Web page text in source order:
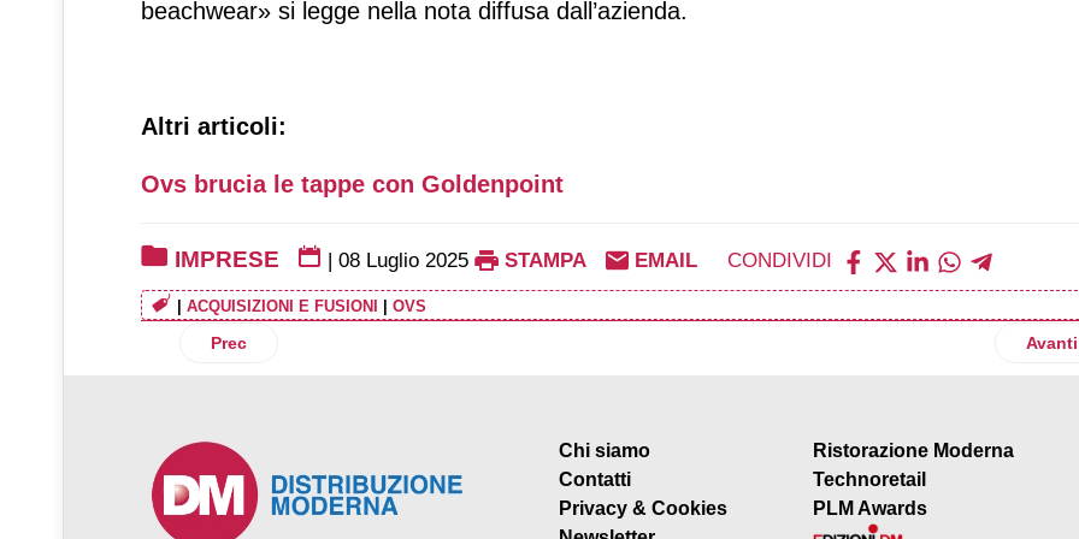
beachwear» si legge nella nota diffusa dall’azienda.
Altri articoli:
Ovs brucia le tappe con Goldenpoint
IMPRESE | 08 Luglio 2025 STAMPA EMAIL CONDIVIDI
ACQUISIZIONI E FUSIONI OVS
Articolo precedente: Unieuro presenta il piano strategico 2025-2030
Prec Avanti
Chi siamo
Contatti
Privacy & Cookies
Ristorazione Moderna
Technoretail
PLM Awards